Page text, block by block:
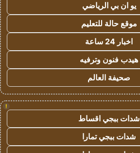
يو ان بي الرياضي
موقع حالة للتعليم
اخبار 24 ساعة
هيدب فنون وترفيه
صحيفة العالم
!
شدات ببجي اقساط
شدات ببجي تمارا